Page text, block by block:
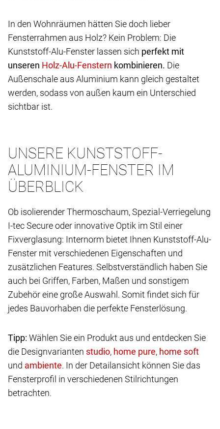
In den Wohnräumen hätten Sie doch lieber
Fensterrahmen aus Holz? Kein Problem: Die
Kunststoff-Alu-Fenster lassen sich perfekt mit
unseren
kombinieren. Die
Außenschale aus Aluminium kann gleich gestaltet
werden, sodass von außen kaum ein Unterschied
sichtbar ist.
UNSERE KUNSTSTOFF-
ALUMINIUM-FENSTER IM
ÜBERBLICK
Ob isolierender Thermoschaum, Spezial-Verriegelung
I-tec Secure oder innovative Optik im Stil einer
Fixverglasung: Internorm bietet Ihnen Kunststoff-Alu-
Fenster mit verschiedenen Eigenschaften und
zusätzlichen Features. Selbstverständlich haben Sie
auch bei Griffen, Farben, Maßen und sonstigem
Zubehör eine große Auswahl. Somit findet sich für
jedes Bauvorhaben die perfekte Fensterlösung.
Tipp: Wählen Sie ein Produkt aus und entdecken Sie
die Designvarianten
,
,
und
. In der Detailansicht können Sie das
Fensterprofil in verschiedenen Stilrichtungen
betrachten.